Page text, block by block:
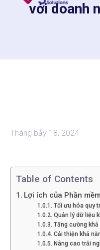
với doanh
Tháng bảy 18, 2024
Table of Contents
Lợi ích của Phần
Tối ưu hóa quy
Quản lý dữ liệu
Tăng cường
Cải thiện khả
Nâng cao trải